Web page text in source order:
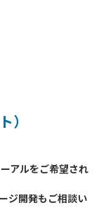
）
アルをご希望され
ジ開発もご相談い